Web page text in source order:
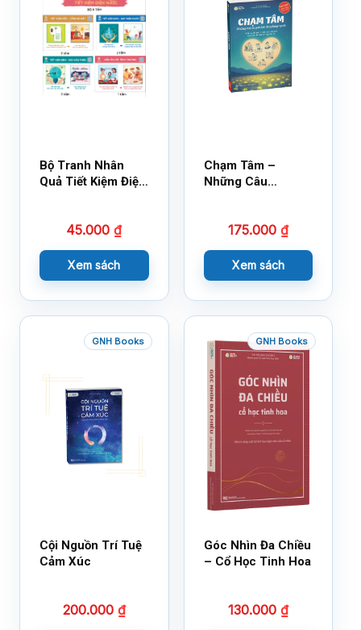
Bộ Tranh Nhân
Quả Tiết Kiệm Điện
45.000₫
Xem sách
Chạm Tâm –
Những Câu
175.000 ₫
Xem sách
GNH Books
Cội Nguồn Trí Tuệ
Cảm Xúc
200.000 ₫
GNH Books
Góc Nhìn Đa Chiều
– Cổ Học Tinh Hoa
130.000 ₫